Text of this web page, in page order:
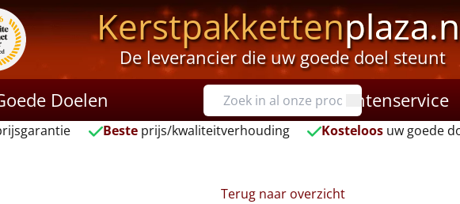
Kerstpakketten
De leverancier die uw goede doel steunt
Doelen Klantenservice
Besteprijs/kwaliteitverhouding Kosteloos uw goede
Terug naar overzicht